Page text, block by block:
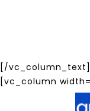
[/
[vc_column